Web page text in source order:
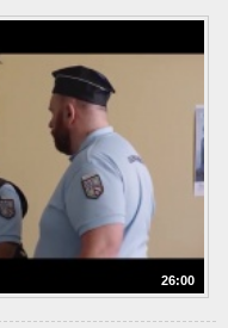
26:00